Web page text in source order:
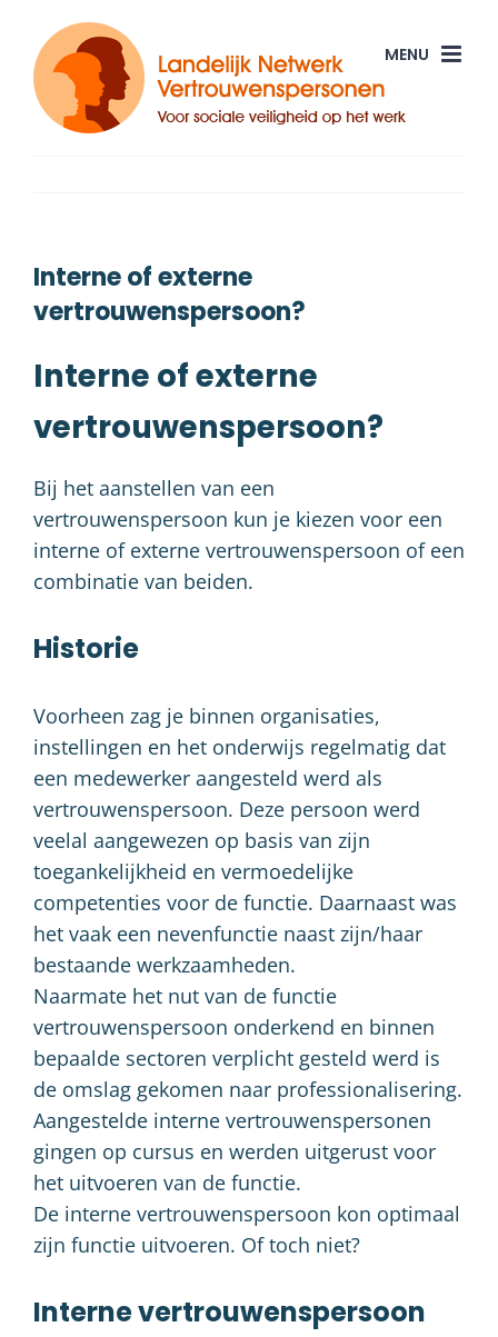
naar
inhoud
Interne of externe
vertrouwenspersoon?
Interne of externe
vertrouwenspersoon?
Bij het aanstellen van een
vertrouwenspersoon kun je kiezen voor een
interne of externe vertrouwenspersoon of een
combinatie van beiden.
Historie
Voorheen zag je binnen organisaties,
instellingen en het onderwijs regelmatig dat
een medewerker aangesteld werd als
vertrouwenspersoon. Deze persoon werd
veelal aangewezen op basis van zijn
toegankelijkheid en vermoedelijke
competenties voor de functie. Daarnaast was
het vaak een nevenfunctie naast zijn/haar
bestaande werkzaamheden.
Naarmate het nut van de functie
vertrouwenspersoon onderkend en binnen
bepaalde sectoren verplicht gesteld werd is
de omslag gekomen naar professionalisering.
Aangestelde interne vertrouwenspersonen
gingen op cursus en werden uitgerust voor
het uitvoeren van de functie.
De interne vertrouwenspersoon kon optimaal
zijn functie uitvoeren. Of toch niet?
Interne vertrouwenspersoon